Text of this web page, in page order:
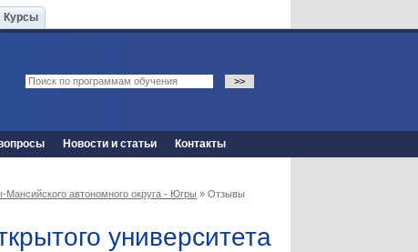
Курсы
Новости и статьи Контакты
Мансийского автономного округа - Югры » Отзывы
университета